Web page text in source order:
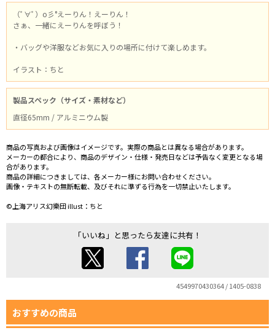
（ﾟ∀ﾟ）o彡°えーりん！えーりん！
さぁ、一緒にえーりんを呼ぼう！
・バッグや洋服などお気に入りの場所に付けて楽しめます。
イラスト：ちと
製品スペック（サイズ・素材など）
直径65mm / アルミニウム製
商品の写真および画像はイメージです。実際の商品とは異なる場合があります。
メーカーの都合により、商品のデザイン・仕様・発売日などは予告なく変更となる場
合があります。
商品の詳細につきましては、各メーカー様にお問い合わせください。
画像・テキストの無断転載、及びそれに準ずる行為を一切禁止いたします。
©上海アリス幻樂団 illust：ちと
「いいね」と思ったら友達に共有！
4549970430364 / 1405-0838
おすすめの商品